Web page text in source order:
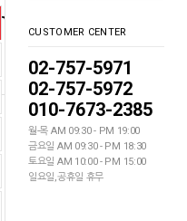
CUSTOMER CENTER
02-757-5971
02-757-5972
010-7673-2385
월-목 AM 09:30 - PM 19:00
금요일 AM 09:30 - PM 18:30
토요일 AM 10:00 - PM 15:00
일요일,공휴일 휴무